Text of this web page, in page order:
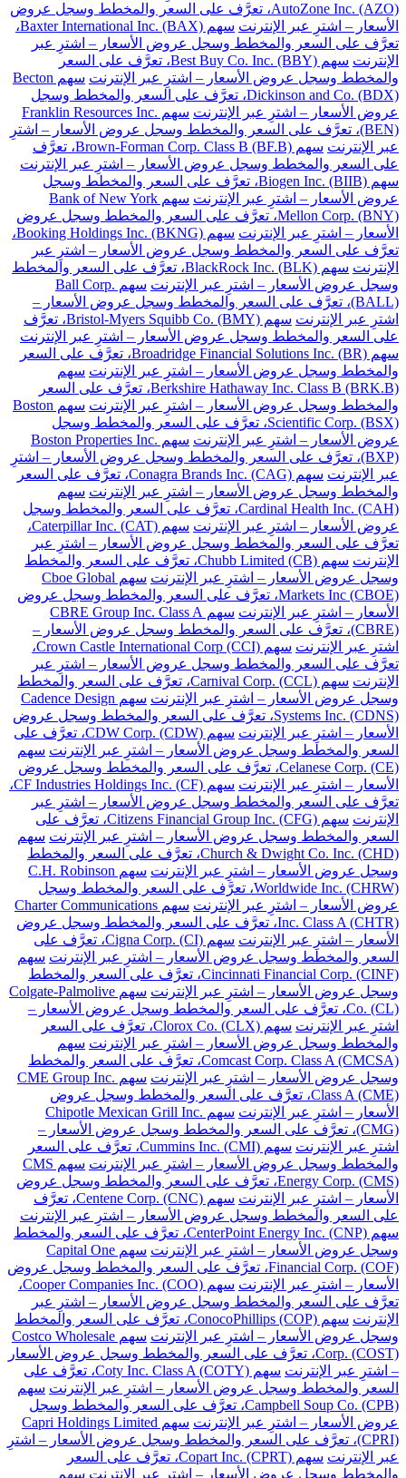
AutoZone Inc. (AZO)، تعرَّف على السعر والمخطط وسجل عروض
الأسعار – اشترِ عبر الإنترنت
سهم Baxter International Inc. (BAX)،
تعرَّف على السعر والمخطط وسجل عروض الأسعار – اشترِ عبر
الإنترنت
سهم Best Buy Co. Inc. (BBY)، تعرَّف على السعر
والمخطط وسجل عروض الأسعار – اشترِ عبر الإنترنت
سهم Becton
Dickinson and Co. (BDX)، تعرَّف على السعر والمخطط وسجل
عروض الأسعار – اشترِ عبر الإنترنت
سهم Franklin Resources Inc.
(BEN)، تعرَّف على السعر والمخطط وسجل عروض الأسعار – اشترِ
عبر الإنترنت
سهم Brown-Forman Corp. Class B (BF.B)، تعرَّف
على السعر والمخطط وسجل عروض الأسعار – اشترِ عبر الإنترنت
سهم Biogen Inc. (BIIB)، تعرَّف على السعر والمخطط وسجل
عروض الأسعار – اشترِ عبر الإنترنت
سهم Bank of New York
Mellon Corp. (BNY)، تعرَّف على السعر والمخطط وسجل عروض
الأسعار – اشترِ عبر الإنترنت
سهم Booking Holdings Inc. (BKNG)،
تعرَّف على السعر والمخطط وسجل عروض الأسعار – اشترِ عبر
الإنترنت
سهم BlackRock Inc. (BLK)، تعرَّف على السعر والمخطط
وسجل عروض الأسعار – اشترِ عبر الإنترنت
سهم Ball Corp.
(BALL)، تعرَّف على السعر والمخطط وسجل عروض الأسعار –
اشترِ عبر الإنترنت
سهم Bristol-Myers Squibb Co. (BMY)، تعرَّف
على السعر والمخطط وسجل عروض الأسعار – اشترِ عبر الإنترنت
سهم Broadridge Financial Solutions Inc. (BR)، تعرَّف على السعر
والمخطط وسجل عروض الأسعار – اشترِ عبر الإنترنت سهم
Berkshire Hathaway Inc. Class B (BRK.B)، تعرَّف على السعر
والمخطط وسجل عروض الأسعار – اشترِ عبر الإنترنت
سهم Boston
Scientific Corp. (BSX)، تعرَّف على السعر والمخطط وسجل
عروض الأسعار – اشترِ عبر الإنترنت
سهم Boston Properties Inc.
(BXP)، تعرَّف على السعر والمخطط وسجل عروض الأسعار – اشترِ
عبر الإنترنت
سهم Conagra Brands Inc. (CAG)، تعرَّف على السعر
والمخطط وسجل عروض الأسعار – اشترِ عبر الإنترنت سهم
Cardinal Health Inc. (CAH)، تعرَّف على السعر والمخطط وسجل
عروض الأسعار – اشترِ عبر الإنترنت
سهم Caterpillar Inc. (CAT)،
تعرَّف على السعر والمخطط وسجل عروض الأسعار – اشترِ عبر
الإنترنت
سهم Chubb Limited (CB)، تعرَّف على السعر والمخطط
وسجل عروض الأسعار – اشترِ عبر الإنترنت
سهم Cboe Global
Markets Inc (CBOE)، تعرَّف على السعر والمخطط وسجل عروض
الأسعار – اشترِ عبر الإنترنت
سهم CBRE Group Inc. Class A
(CBRE)، تعرَّف على السعر والمخطط وسجل عروض الأسعار –
اشترِ عبر الإنترنت
سهم Crown Castle International Corp (CCI)،
تعرَّف على السعر والمخطط وسجل عروض الأسعار – اشترِ عبر
الإنترنت
سهم Carnival Corp. (CCL)، تعرَّف على السعر والمخطط
وسجل عروض الأسعار – اشترِ عبر الإنترنت
سهم Cadence Design
Systems Inc. (CDNS)، تعرَّف على السعر والمخطط وسجل عروض
الأسعار – اشترِ عبر الإنترنت
سهم CDW Corp. (CDW)، تعرَّف على
السعر والمخطط وسجل عروض الأسعار – اشترِ عبر الإنترنت سهم
Celanese Corp. (CE)، تعرَّف على السعر والمخطط وسجل عروض
الأسعار – اشترِ عبر الإنترنت
سهم CF Industries Holdings Inc. (CF)،
تعرَّف على السعر والمخطط وسجل عروض الأسعار – اشترِ عبر
الإنترنت
سهم Citizens Financial Group Inc. (CFG)، تعرَّف على
السعر والمخطط وسجل عروض الأسعار – اشترِ عبر الإنترنت سهم
Church & Dwight Co. Inc. (CHD)، تعرَّف على السعر والمخطط
وسجل عروض الأسعار – اشترِ عبر الإنترنت
سهم C.H. Robinson
Worldwide Inc. (CHRW)، تعرَّف على السعر والمخطط وسجل
عروض الأسعار – اشترِ عبر الإنترنت
سهم Charter Communications
Inc. Class A (CHTR)، تعرَّف على السعر والمخطط وسجل عروض
الأسعار – اشترِ عبر الإنترنت
سهم Cigna Corp. (CI)، تعرَّف على
السعر والمخطط وسجل عروض الأسعار – اشترِ عبر الإنترنت سهم
Cincinnati Financial Corp. (CINF)، تعرَّف على السعر والمخطط
وسجل عروض الأسعار – اشترِ عبر الإنترنت
سهم Colgate-Palmolive
Co. (CL)، تعرَّف على السعر والمخطط وسجل عروض الأسعار –
اشترِ عبر الإنترنت
سهم Clorox Co. (CLX)، تعرَّف على السعر
والمخطط وسجل عروض الأسعار – اشترِ عبر الإنترنت سهم
Comcast Corp. Class A (CMCSA)، تعرَّف على السعر والمخطط
وسجل عروض الأسعار – اشترِ عبر الإنترنت
سهم CME Group Inc.
Class A (CME)، تعرَّف على السعر والمخطط وسجل عروض
الأسعار – اشترِ عبر الإنترنت
سهم Chipotle Mexican Grill Inc.
(CMG)، تعرَّف على السعر والمخطط وسجل عروض الأسعار –
اشترِ عبر الإنترنت
سهم Cummins Inc. (CMI)، تعرَّف على السعر
والمخطط وسجل عروض الأسعار – اشترِ عبر الإنترنت
سهم CMS
Energy Corp. (CMS)، تعرَّف على السعر والمخطط وسجل عروض
الأسعار – اشترِ عبر الإنترنت
سهم Centene Corp. (CNC)، تعرَّف
على السعر والمخطط وسجل عروض الأسعار – اشترِ عبر الإنترنت
سهم CenterPoint Energy Inc. (CNP)، تعرَّف على السعر والمخطط
وسجل عروض الأسعار – اشترِ عبر الإنترنت
سهم Capital One
Financial Corp. (COF)، تعرَّف على السعر والمخطط وسجل عروض
الأسعار – اشترِ عبر الإنترنت
سهم Cooper Companies Inc. (COO)،
تعرَّف على السعر والمخطط وسجل عروض الأسعار – اشترِ عبر
الإنترنت
سهم ConocoPhillips (COP)، تعرَّف على السعر والمخطط
وسجل عروض الأسعار – اشترِ عبر الإنترنت
سهم Costco Wholesale
Corp. (COST)، تعرَّف على السعر والمخطط وسجل عروض الأسعار
– اشترِ عبر الإنترنت
سهم Coty Inc. Class A (COTY)، تعرَّف على
السعر والمخطط وسجل عروض الأسعار – اشترِ عبر الإنترنت سهم
Campbell Soup Co. (CPB)، تعرَّف على السعر والمخطط وسجل
عروض الأسعار – اشترِ عبر الإنترنت
سهم Capri Holdings Limited
(CPRI)، تعرَّف على السعر والمخطط وسجل عروض الأسعار – اشترِ
عبر الإنترنت
سهم Copart Inc. (CPRT)، تعرَّف على السعر
والمخطط وسجل عروض الأسعار – اشترِ عبر الإنترنت سهم